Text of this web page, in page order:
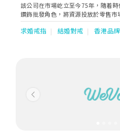
該公司在市場屹立至今75年，隨着
鑽飾批發角色，將資源投放於零售市
珠寶設計師設計時尚鑽飾，專攻零
續不老的傳說。
求婚戒指 結婚對戒 香港品牌
Previous